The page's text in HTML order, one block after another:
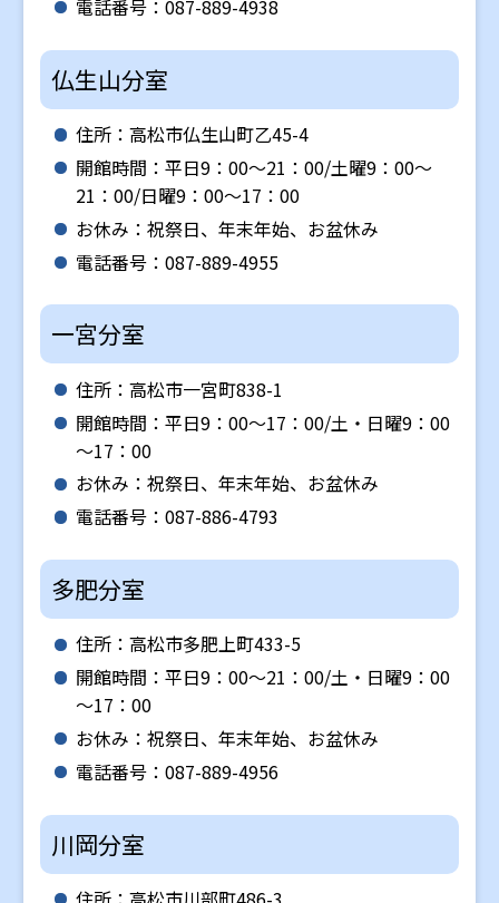
電話番号：087-889-4938
仏生山分室
住所：高松市仏生山町乙45-4
開館時間：平日9：00～21：00/土曜9：00～
21：00/日曜9：00～17：00
お休み：祝祭日、年末年始、お盆休み
電話番号：087-889-4955
一宮分室
住所：高松市一宮町838-1
開館時間：平日9：00～17：00/土・日曜9：00
～17：00
お休み：祝祭日、年末年始、お盆休み
電話番号：087-886-4793
多肥分室
住所：高松市多肥上町433-5
開館時間：平日9：00～21：00/土・日曜9：00
～17：00
お休み：祝祭日、年末年始、お盆休み
電話番号：087-889-4956
川岡分室